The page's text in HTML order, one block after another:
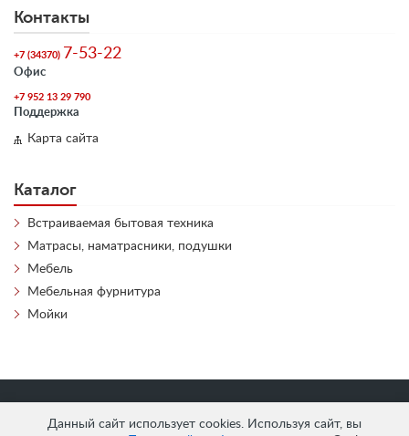
Данный сайт использует cookies. Используя сайт, вы
Контакты
+7 (34370) 7-53-22
Офис
+7 952 13 29 790
Поддержка
Карта сайта
Каталог
Встраиваемая бытовая техника
Матрасы, наматрасники, подушки
Мебель
Мебельная фурнитура
Мойки